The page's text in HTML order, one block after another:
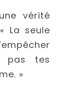
vérité
La seule
pas tes
»